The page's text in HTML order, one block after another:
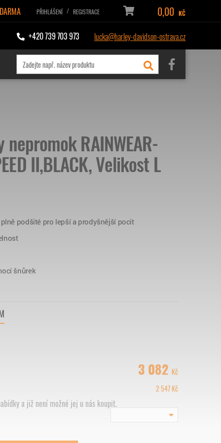
PŘIHLÁŠENÍ / REGISTRACE 0,00 KČ
+420 739 703 973 lucka@harley-davidson-ostrava.cz
RAINWEAR-
II,BLACK, Velikost L
podšité pro lepší a prodyšnější pocit
šnůrek
3 082 Kč
2 547Kč
a již není možné jej u nás koupit.